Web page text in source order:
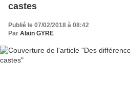
castes
Publié le 07/02/2018 à 08:42
Par Alain GYRE